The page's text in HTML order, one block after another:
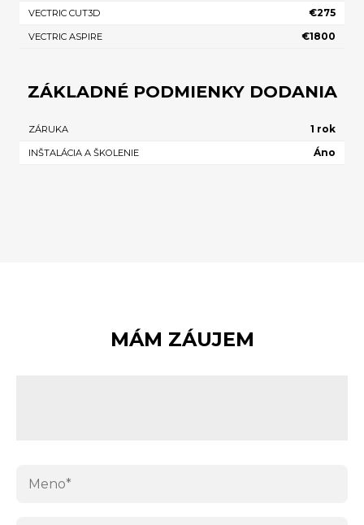
VECTRIC CUT3D €275
VECTRIC ASPIRE €1800
ZÁKLADNÉ PODMIENKY DODANIA
ZÁRUKA 1 rok
INŠTALÁCIA A ŠKOLENIE Áno
MÁM ZÁUJEM